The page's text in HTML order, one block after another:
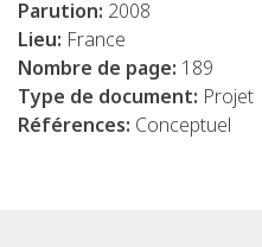
Parution: 2008
Lieu: France
Nombre de page: 189
Type de document: Projet
Références: Conceptuel